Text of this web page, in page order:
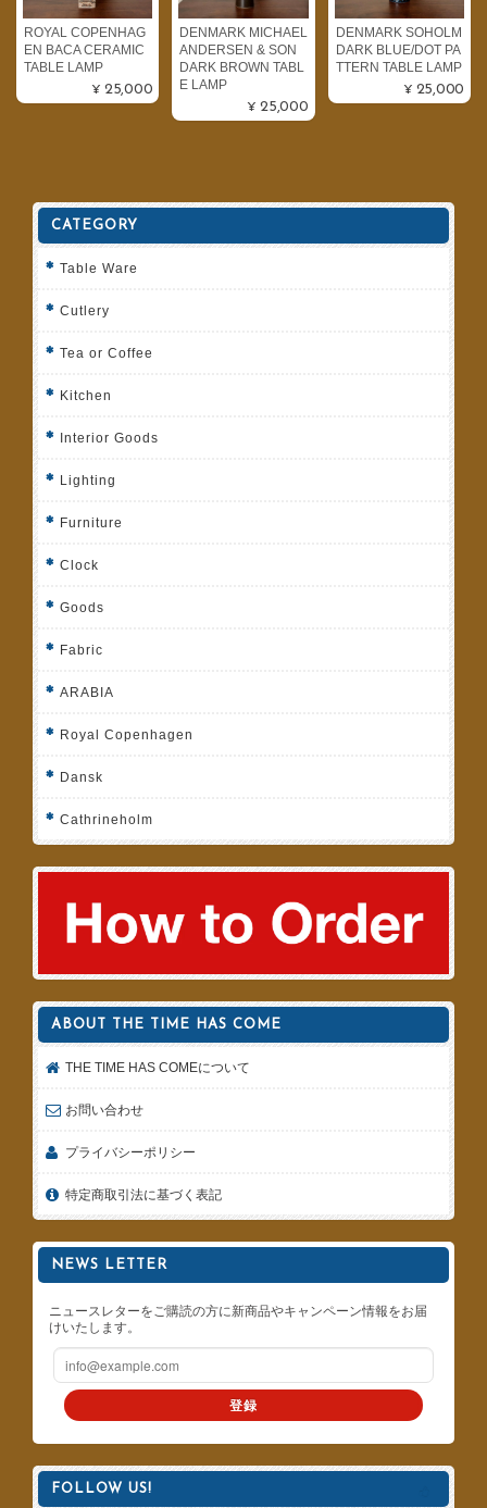
ROYAL COPENHAG
EN BACA CERAMIC
TABLE LAMP
¥25,000
DENMARK MICHAEL
ANDERSEN & SON
DARK BROWN TABL
E LAMP
¥25,000
DENMARK SOHOLM
DARK BLUE/DOT PA
TTERN TABLE LAMP
¥25,000
CATEGORY
Table Ware
Cutlery
Tea or Coffee
Kitchen
Interior Goods
Lighting
Furniture
Clock
Goods
Fabric
ARABIA
Royal Copenhagen
Dansk
Cathrineholm
ABOUT THE TIME HAS COME
THE TIME HAS COMEについて
お問い合わせ
プライバシーポリシー
特定商取引法に基づく表記
NEWS LETTER
ニュースレターをご購読の方に新商品やキャンペーン情報をお届
けいたします。
登録
FOLLOW US!